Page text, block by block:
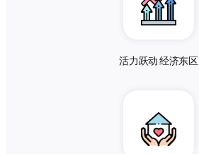
活力跃动 经济东区